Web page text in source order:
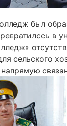
был
в
сельского